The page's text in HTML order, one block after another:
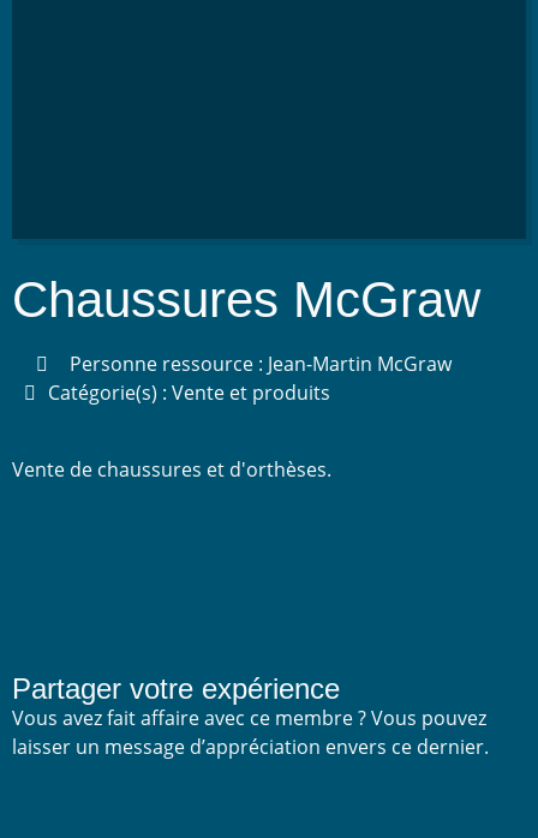
Chaussures McGraw
Personne ressource : Jean-Martin McGraw
Catégorie(s) : Vente et produits
Vente de chaussures et d'orthèses.
Partager votre expérience
Vous avez fait affaire avec ce membre ? Vous pouvez
laisser un message d’appréciation envers ce dernier.